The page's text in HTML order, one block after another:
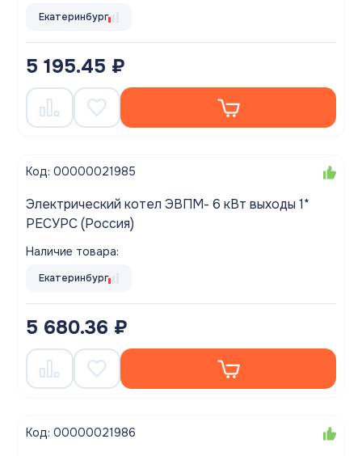
Екатеринбург
5 195.45 ₽
Код: 00000021985
Электрический котел ЭВПМ- 6 кВт выходы 1*
РЕСУРС (Россия)
Наличие товара:
Екатеринбург
5 680.36 ₽
Код: 00000021986